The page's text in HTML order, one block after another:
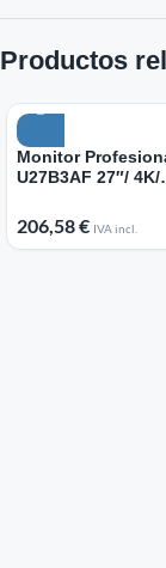
Productos
Monitor
U27B3AF 27″/ 4K/
altura/ Negro
206,58€ IVA incl.